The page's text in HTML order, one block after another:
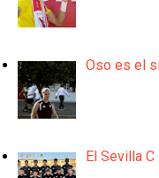
Oso es el
El Sevilla